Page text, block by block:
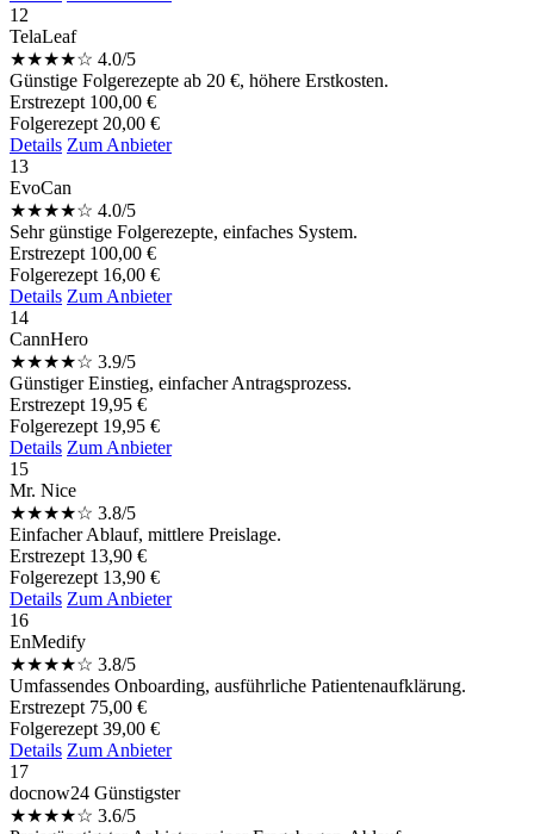
12
TelaLeaf
★★★★☆ 4.0/5
Günstige Folgerezepte ab 20 €, höhere Erstkosten.
Erstrezept 100,00 €
Folgerezept 20,00 €
Details Zum Anbieter
13
EvoCan
★★★★☆ 4.0/5
Sehr günstige Folgerezepte, einfaches System.
Erstrezept 100,00 €
Folgerezept 16,00 €
Details Zum Anbieter
14
CannHero
★★★★☆ 3.9/5
Günstiger Einstieg, einfacher Antragsprozess.
Erstrezept 19,95 €
Folgerezept 19,95 €
Details Zum Anbieter
15
Mr. Nice
★★★★☆ 3.8/5
Einfacher Ablauf, mittlere Preislage.
Erstrezept 13,90 €
Folgerezept 13,90 €
Details Zum Anbieter
16
EnMedify
★★★★☆ 3.8/5
Umfassendes Onboarding, ausführliche Patientenaufklärung.
Erstrezept 75,00 €
Folgerezept 39,00 €
Details Zum Anbieter
17
docnow24 Günstigster
★★★★☆ 3.6/5